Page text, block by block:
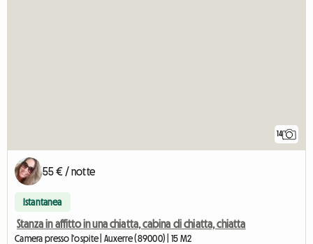
14
55 € / notte
Istantanea
Stanza in affitto in una chiatta, cabina di chiatta, chiatta
Camera presso l'ospite | Auxerre (89000) | 15 M2